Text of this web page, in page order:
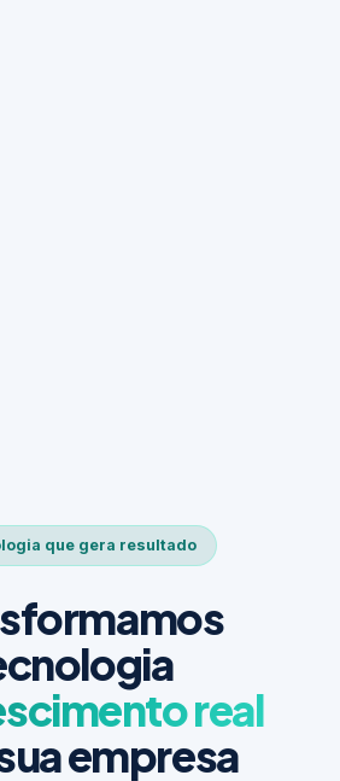
que gera resultado
real
empresa